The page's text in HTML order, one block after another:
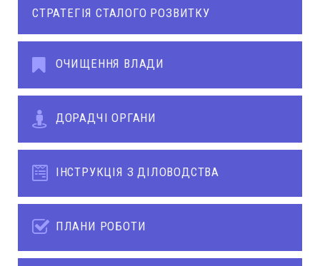
СТРАТЕГІЯ СТАЛОГО РОЗВИТКУ
ОЧИЩЕННЯ ВЛАДИ
ДОРАДЧІ ОРГАНИ
ІНСТРУКЦІЯ З ДІЛОВОДСТВА
ПЛАНИ РОБОТИ